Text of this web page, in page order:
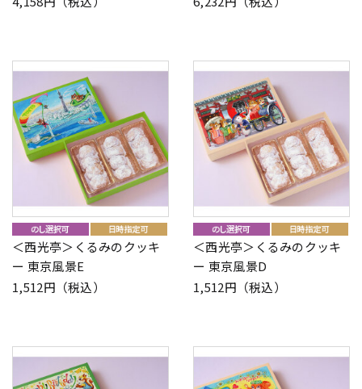
＜西光亭＞くるみのクッキ
ー 東京風景E
1,512円（税込）
＜西光亭＞くるみのクッキ
ー 東京風景D
1,512円（税込）